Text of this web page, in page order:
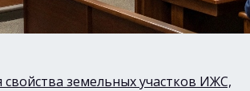
земельных участков ИЖС,